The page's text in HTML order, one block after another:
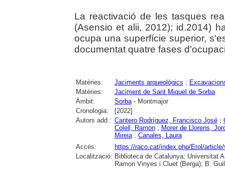
La reactivació de les tasques
(Asensio et alii, 2012); id.2014)
ocupa una superfície superior,
documentat quatre fases
Matèries: Jaciments arqueològics ;
Matèries:
Jaciment de Sant Miquel de Sorba
Àmbit:
Sorba- Montmajor
Cronologia:
[2022]
Autors add.: Cantero Rodríguez, Francisco José;
Colell, Ramon; Morer de Llorens,
Mireia; Canales, Laura
Accés:
https://raco.cat/index.php/Erol/
Localització: Biblioteca de Catalunya; Universitat
Ramon Vinyes i Cluet (Berga); B.